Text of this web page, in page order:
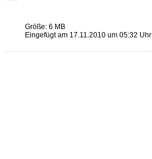
Größe: 6 MB
Eingefügt am 17.11.2010 um 05:32 Uhr